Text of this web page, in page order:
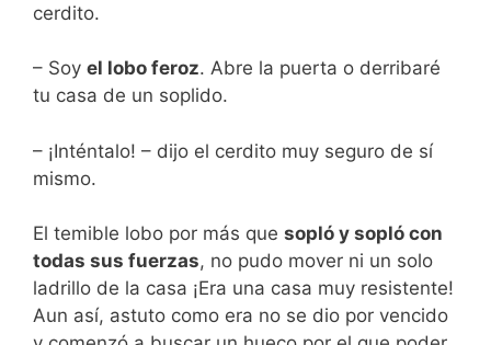
cerdito.
– Soy el lobo feroz. Abre la puerta o derribaré
tu casa de un soplido.
– ¡Inténtalo! – dijo el cerdito muy seguro de sí
mismo.
El temible lobo por más que sopló y sopló con
todas sus fuerzas, no pudo mover ni un solo
ladrillo de la casa ¡Era una casa muy resistente!
Aun así, astuto como era no se dio por vencido